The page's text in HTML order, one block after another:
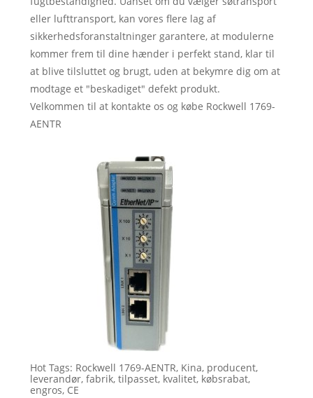
eller lufttransport, kan vores flere lag af
sikkerhedsforanstaltninger garantere, at modulerne
kommer frem til dine hænder i perfekt stand, klar til
at blive tilsluttet og brugt, uden at bekymre dig om at
modtage et "beskadiget" defekt produkt.
Velkommen til at kontakte os og købe Rockwell 1769-
AENTR
Hot Tags: Rockwell 1769-AENTR, Kina, producent,
leverandør, fabrik, tilpasset, kvalitet, købsrabat,
engros, CE